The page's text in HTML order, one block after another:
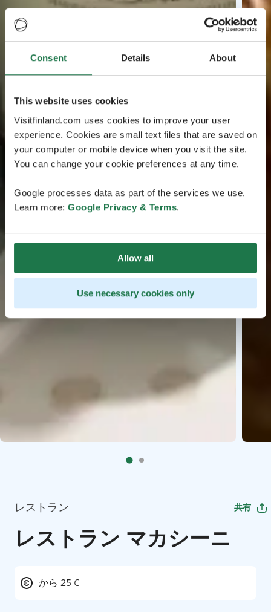
Consent Details About
This website uses cookies
Visitfinland.com uses cookies to improve your user
experience. Cookies are small text files that are saved on
your computer or mobile device when you visit the site.
You can change your cookie preferences at any time.
Google processes data as part of the services we use.
Learn more: Google Privacy & Terms.
Allow all
Use necessary cookies only
レストラン 共有
レストラン マカシーニ
から 25 €